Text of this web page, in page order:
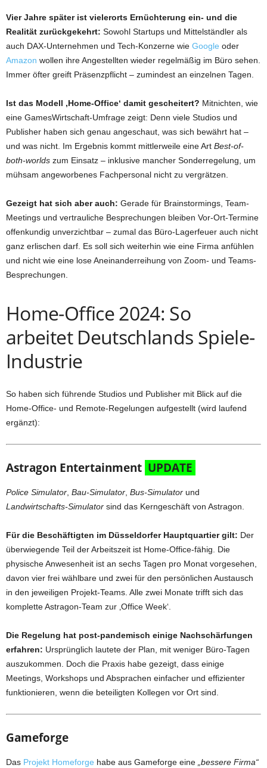
Vier Jahre später ist vielerorts Ernüchterung ein- und die
Realität zurückgekehrt: Sowohl Startups und Mittelständler als
auch DAX-Unternehmen und Tech-Konzerne wie Google oder
Amazon wollen ihre Angestellten wieder regelmäßig im Büro sehen.
Immer öfter greift Präsenzpflicht – zumindest an einzelnen Tagen.
Ist das Modell ‚Home-Office‘ damit gescheitert? Mitnichten, wie
eine GamesWirtschaft-Umfrage zeigt: Denn viele Studios und
Publisher haben sich genau angeschaut, was sich bewährt hat –
und was nicht. Im Ergebnis kommt mittlerweile eine Art Best-of-
both-worlds zum Einsatz – inklusive mancher Sonderregelung, um
mühsam angeworbenes Fachpersonal nicht zu vergrätzen.
Gezeigt hat sich aber auch: Gerade für Brainstormings, Team-
Meetings und vertrauliche Besprechungen bleiben Vor-Ort-Termine
offenkundig unverzichtbar – zumal das Büro-Lagerfeuer auch nicht
ganz erlischen darf. Es soll sich weiterhin wie eine Firma anfühlen
und nicht wie eine lose Aneinanderreihung von Zoom- und Teams-
Besprechungen.
Home-Office 2024: So
arbeitet Deutschlands Spiele-
Industrie
So haben sich führende Studios und Publisher mit Blick auf die
Home-Office- und Remote-Regelungen aufgestellt (wird laufend
ergänzt):
Astragon Entertainment UPDATE
Police Simulator Bau-Simulator Bus-Simulator und
Landwirtschafts-Simulator sind das Kerngeschäft von Astragon.
Für die Beschäftigten im Düsseldorfer Hauptquartier gilt: Der
überwiegende Teil der Arbeitszeit ist Home-Office-fähig. Die
physische Anwesenheit ist an sechs Tagen pro Monat vorgesehen,
davon vier frei wählbare und zwei für den persönlichen Austausch
in den jeweiligen Projekt-Teams. Alle zwei Monate trifft sich das
komplette Astragon-Team zur ‚Office Week‘.
Die Regelung hat post-pandemisch einige Nachschärfungen
erfahren: Ursprünglich lautete der Plan, mit weniger Büro-Tagen
auszukommen. Doch die Praxis habe gezeigt, dass einige
Meetings, Workshops und Absprachen einfacher und effizienter
funktionieren, wenn die beteiligten Kollegen vor Ort sind.
Gameforge
Das Projekt Homeforge habe aus Gameforge eine „bessere Firma“